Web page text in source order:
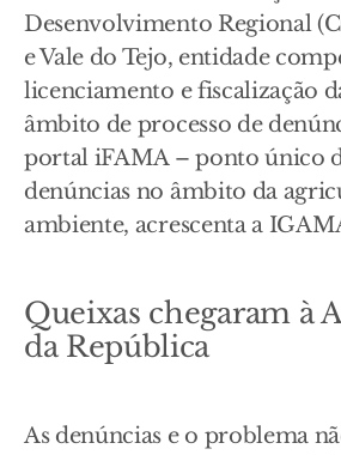
Desenvolvimento Regional
e Vale do Tejo, entidade
licenciamento e fiscalização
âmbito de processo de
portal iFAMA – ponto único
denúncias no âmbito da
ambiente, acrescenta a
Queixas chegaram à
da República
As denúncias e o problema